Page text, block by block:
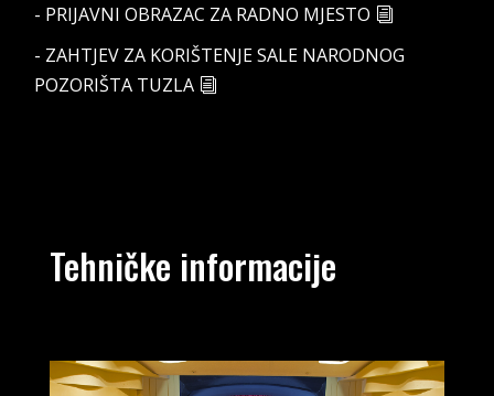
- PRIJAVNI OBRAZAC ZA RADNO MJESTO
- ZAHTJEV ZA KORIŠTENJE SALE NARODNOG
POZORIŠTA TUZLA
Tehničke informacije